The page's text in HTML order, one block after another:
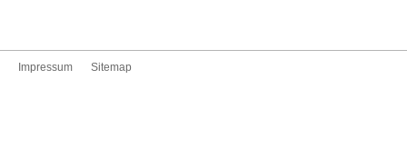
Impressum Sitemap